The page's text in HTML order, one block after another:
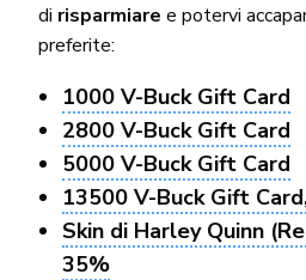
di risparmiare e potervi
preferite:
1000 V-Buck Gift Card
2800 V-Buck Gift Card
5000 V-Buck Gift Card
13500 V-Buck Gift
Skin di Harley Quinn
35%